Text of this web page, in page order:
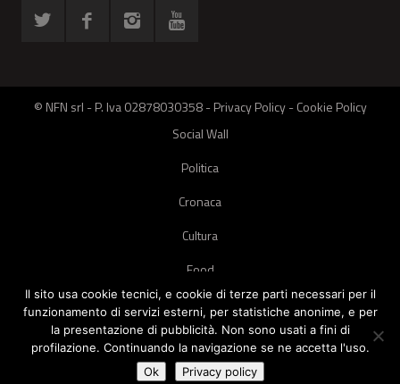
© NFN srl - P. Iva 02878030358 -Privacy Policy-Cookie Policy
Social Wall
Politica
Cronaca
Cultura
Food
Green
Pets
Street Style
Il sito usa cookie tecnici, e cookie di terze parti necessari per il
funzionamento di servizi esterni, per statistiche anonime, e per
la presentazione di pubblicità. Non sono usati a fini di
profilazione. Continuando la navigazione se ne accetta l'uso.
Ok
Privacy policy